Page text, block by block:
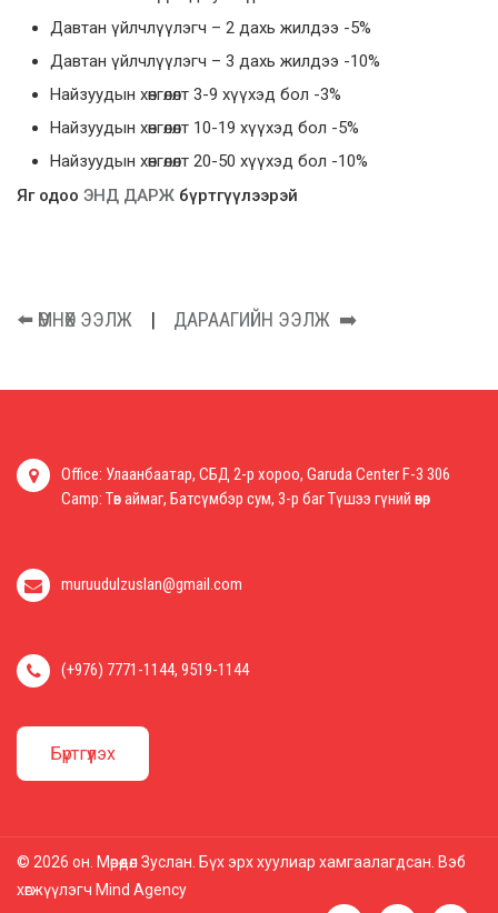
Давтан үйлчлүүлэгч – 2 дахь жилдээ -5%
Давтан үйлчлүүлэгч – 3 дахь жилдээ -10%
Найзуудын хөнгөлөлт 3-9 хүүхэд бол -3%
Найзуудын хөнгөлөлт 10-19 хүүхэд бол -5%
Найзуудын хөнгөлөлт 20-50 хүүхэд бол -10%
Яг одоо ЭНД ДАРЖ бүртгүүлээрэй
⬅️ ӨМНӨХ ЭЭЛЖ | ДАРААГИЙН ЭЭЛЖ ➡️
Office: Улаанбаатар, СБД 2-р хороо, Garuda Center F-3 306
Camp: Төв аймаг, Батсүмбэр сум, 3-р баг Түшээ гүний өвөр
muruudulzuslan@gmail.com
(+976) 7771-1144, 9519-1144
Бүртгүүлэх
© 2026 он. Мөрөөдөл Зуслан. Бүх эрх хуулиар хамгаалагдсан. Вэб
хөгжүүлэгч Mind Agency